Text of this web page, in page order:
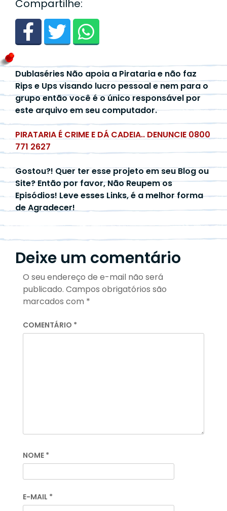
Compartilhe:
Dublaséries Não apoia a Pirataria e não faz
Rips e Ups visando lucro pessoal e nem para o
grupo então você é o único responsável por
este arquivo em seu computador.
PIRATARIA É CRIME E DÁ CADEIA.. DENUNCIE 0800
771 2627
Gostou?! Quer ter esse projeto em seu Blog ou
Site? Então por favor, Não Reupem os
Episódios! Leve esses Links, é a melhor forma
de Agradecer!
Deixe um comentário
O seu endereço de e-mail não será
publicado. Campos obrigatórios são
marcados com *
COMENTÁRIO *
NOME *
E-MAIL *